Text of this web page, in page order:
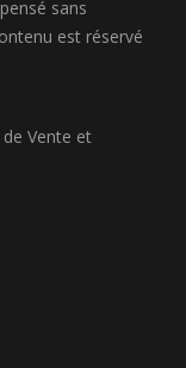
sans
est réservé
Vente et